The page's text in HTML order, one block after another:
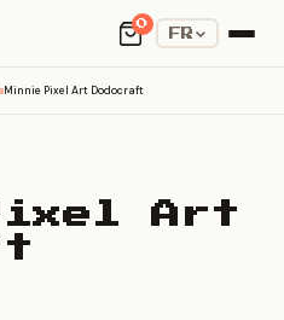
0
FR
Minnie Pixel Art Dodocraft
Art